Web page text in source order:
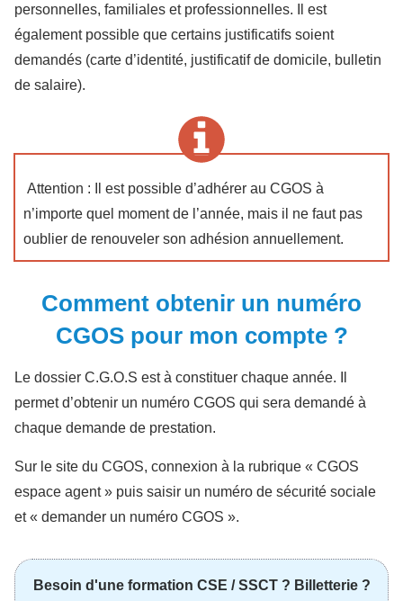
personnelles, familiales et professionnelles. Il est
également possible que certains justificatifs soient
demandés (carte d’identité, justificatif de domicile, bulletin
de salaire).
Attention : Il est possible d’adhérer au CGOS à
n’importe quel moment de l’année, mais il ne faut pas
oublier de renouveler son adhésion annuellement.
Comment obtenir un numéro
CGOS pour mon compte ?
Le dossier C.G.O.S est à constituer chaque année. Il
permet d’obtenir un numéro CGOS qui sera demandé à
chaque demande de prestation.
Sur le site du CGOS, connexion à la rubrique « CGOS
espace agent » puis saisir un numéro de sécurité sociale
et « demander un numéro CGOS ».
Besoin d'une formation CSE / SSCT ? Billetterie ?